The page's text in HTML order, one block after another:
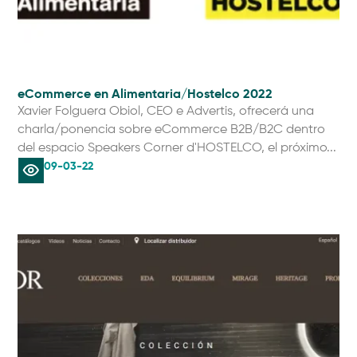
eCommerce en Alimentaria/Hostelco 2022
Xavier Folguera Obiol, CEO e Advertis, ofrecerá una
charla/ponencia sobre eCommerce B2B/B2C dentro
del espacio Speakers Corner d'HOSTELCO, el próximo...
09-03-22